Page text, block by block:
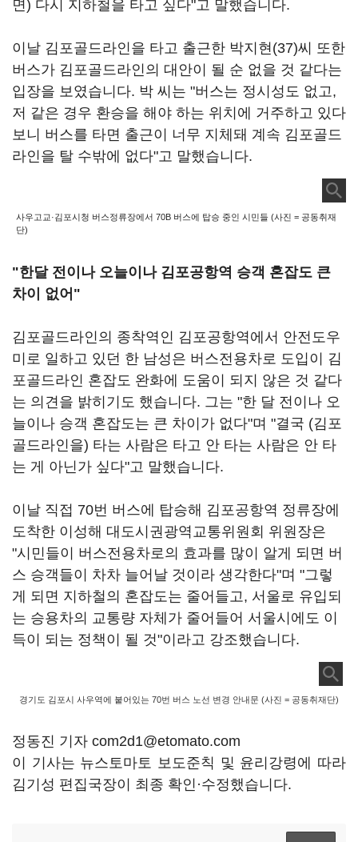
면) 다시 지하철을 타고 싶다"고 말했습니다.
이날 김포골드라인을 타고 출근한 박지현(37)씨 또한
버스가 김포골드라인의 대안이 될 순 없을 것 같다는
입장을 보였습니다. 박 씨는 "버스는 정시성도 없고,
저 같은 경우 환승을 해야 하는 위치에 거주하고 있다
보니 버스를 타면 출근이 너무 지체돼 계속 김포골드
라인을 탈 수밖에 없다"고 말했습니다.
사우고교·김포시청 버스정류장에서 70B 버스에 탑승 중인 시민들 (사진 = 공동취재
단)
"한달 전이나 오늘이나 김포공항역 승객 혼잡도 큰
차이 없어"
김포골드라인의 종착역인 김포공항역에서 안전도우
미로 일하고 있던 한 남성은 버스전용차로 도입이 김
포골드라인 혼잡도 완화에 도움이 되지 않은 것 같다
는 의견을 밝히기도 했습니다. 그는 "한 달 전이나 오
늘이나 승객 혼잡도는 큰 차이가 없다"며 "결국 (김포
골드라인을) 타는 사람은 타고 안 타는 사람은 안 타
는 게 아닌가 싶다"고 말했습니다.
이날 직접 70번 버스에 탑승해 김포공항역 정류장에
도착한 이성해 대도시권광역교통위원회 위원장은
"시민들이 버스전용차로의 효과를 많이 알게 되면 버
스 승객들이 차차 늘어날 것이라 생각한다"며 "그렇
게 되면 지하철의 혼잡도는 줄어들고, 서울로 유입되
는 승용차의 교통량 자체가 줄어들어 서울시에도 이
득이 되는 정책이 될 것"이라고 강조했습니다.
경기도 김포시 사우역에 붙어있는 70번 버스 노선 변경 안내문 (사진 = 공동취재단)
정동진 기자 com2d1@etomato.com
이 기사는 뉴스토마토 보도준칙 및 윤리강령에 따라
김기성 편집국장이 최종 확인·수정했습니다.